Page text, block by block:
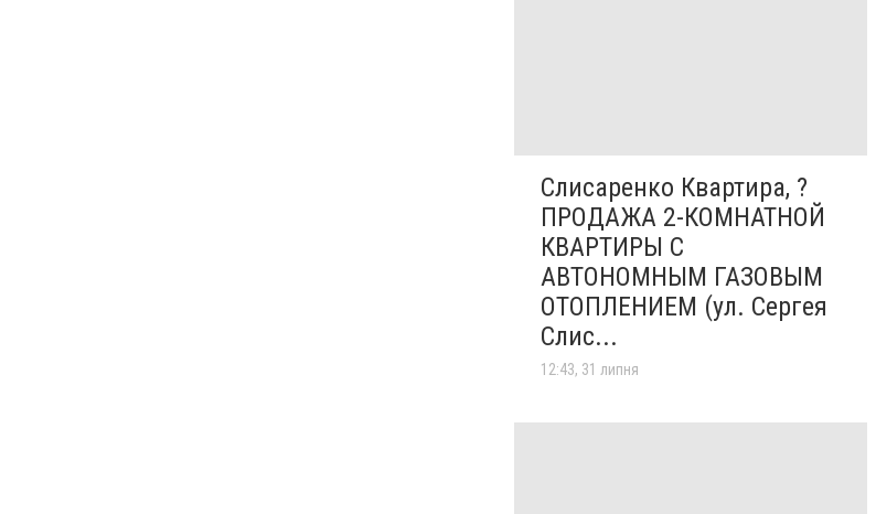
Слисаренко Квартира, ?
ПРОДАЖА 2-КОМНАТНОЙ
КВАРТИРЫ С
АВТОНОМНЫМ ГАЗОВЫМ
ОТОПЛЕНИЕМ (ул. Сергея
Слис...
12:43, 31 липня